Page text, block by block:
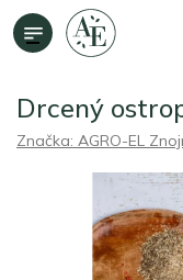
Přejít
na
Drcený
Značka: AGRO-EL